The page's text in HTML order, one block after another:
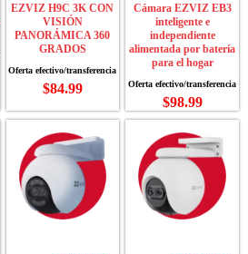
EZVIZ H9C 3K CON
VISIÓN
PANORÁMICA 360
GRADOS
$84.99
Cámara EZVIZ EB3
inteligente e
independiente
alimentada por batería
para el hogar
$98.99